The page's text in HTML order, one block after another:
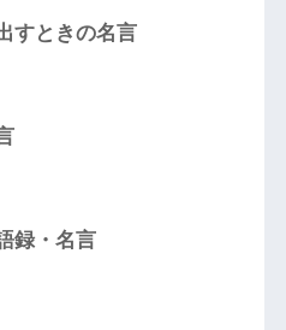
すときの名言
録・名言